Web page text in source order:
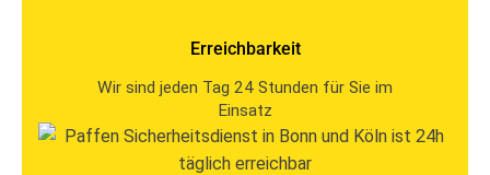
Erreichbarkeit
Wir sind jeden Tag 24 Stunden für Sie im
Einsatz